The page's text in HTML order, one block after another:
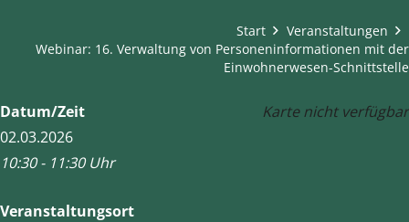
Start
Veranstaltungen
Webinar: 16. Verwaltung von Personeninformationen mit der
Einwohnerwesen-Schnittstelle
Karte nicht verfügbar
Datum/Zeit
02.03.2026
10:30 - 11:30 Uhr
Veranstaltungsort